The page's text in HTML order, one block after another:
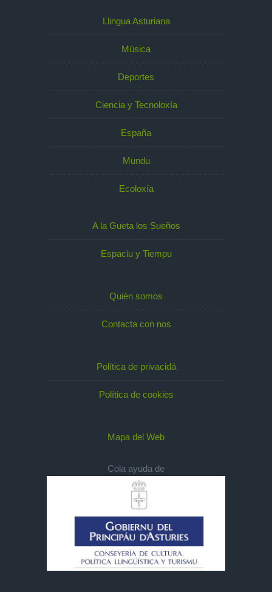
Llingua Asturiana
Música
Deportes
Ciencia y Tecnoloxía
España
Mundu
Ecoloxía
A la Gueta los Sueños
Espaciu y Tiempu
Quién somos
Contacta con nos
Política de privacidá
Política de cookies
Mapa del Web
Cola ayuda de